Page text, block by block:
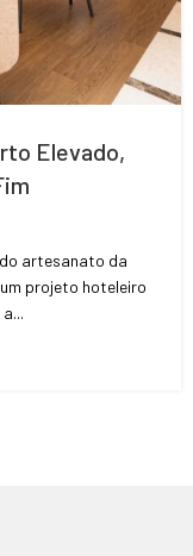
Elevado,
artesanato da
projeto hoteleiro